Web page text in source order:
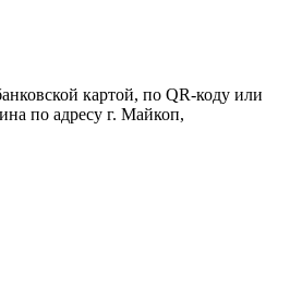
картой, по QR-коду или
по адресу г. Майкоп,